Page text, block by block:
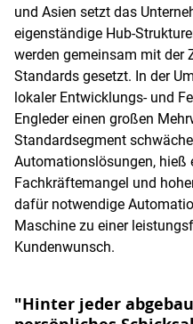
und Asien setzt das
eigenständige Hub-
werden gemeinsam mit der
Standards gesetzt. In der
lokaler Entwicklungs- und
Engleder einen großen
Standardsegment
Automationslösungen, hieß
Fachkräftemangel und
dafür notwendige
Maschine zu einer
Kundenwunsch.
"Hinter jeder